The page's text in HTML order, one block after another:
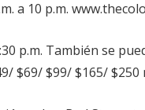
a 10 p.m.
p.m. También se
$69/ $99/ $165/ $250